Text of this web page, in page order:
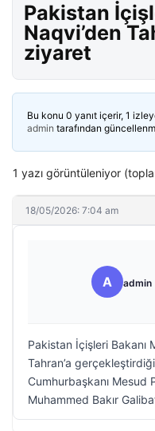
Pakistan
Naqvi’den
ziyaret
Bu konu 0 yanıt içerir, 1
admin tarafından
1 yazı görüntüleniyor
18/05/2026: 7:04 am
A admin
Pakistan İçişleri Bakanı
Tahran’a
Cumhurbaşkanı Mesud
Muhammed Bakır